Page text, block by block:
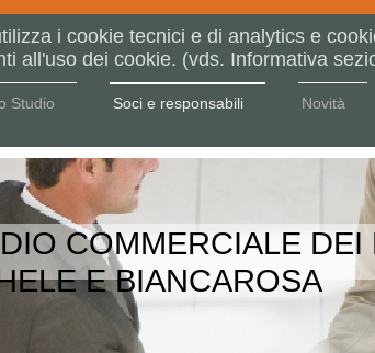
i cookie tecnici e di analytics e
all'uso dei cookie. (vds. Informativa
Studio Soci e responsabili Novità
COMMERCIALE
E BIANCAROSA